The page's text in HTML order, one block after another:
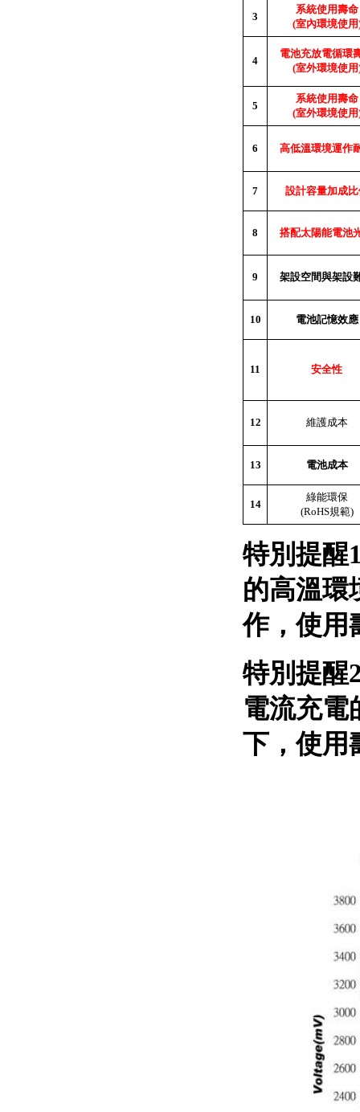
3
系統使用壽命
(室內環境使用
4
電池充放電循環
(室外環境使用
5
系統使用壽命
(室外環境使用
6 高低溫環境運作
7 設計容量加成比
8 搭配太陽能電池
9 架設空間與架設
10 電池記憶效應
11 安全性
12 維護成本
13 電池成本
14
綠能環保
(RoHS規範)
特別提醒
的高溫環
作，使用
特別提醒
電流充電
下，使用